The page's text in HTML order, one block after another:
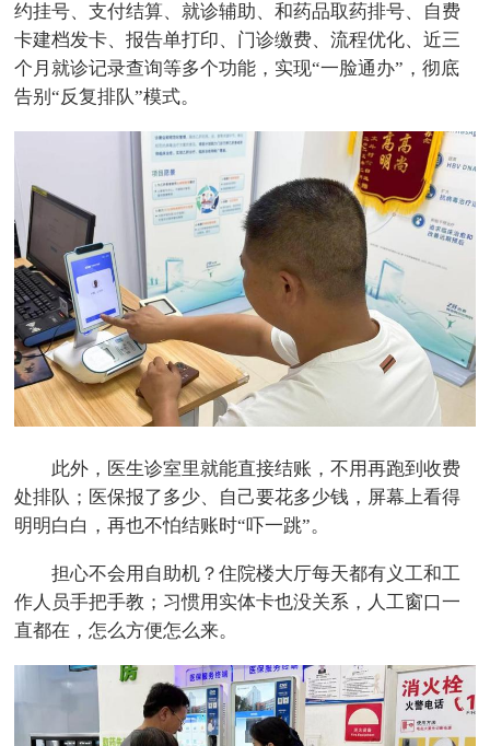
约挂号、支付结算、就诊辅助、和药品取药排号、自费
卡建档发卡、报告单打印、门诊缴费、流程优化、近三
个月就诊记录查询等多个功能，实现“一脸通办”，彻底
告别“反复排队”模式。
此外，医生诊室里就能直接结账，不用再跑到收费
处排队；医保报了多少、自己要花多少钱，屏幕上看得
明明白白，再也不怕结账时“吓一跳”。
担心不会用自助机？住院楼大厅每天都有义工和工
作人员手把手教；习惯用实体卡也没关系，人工窗口一
直都在，怎么方便怎么来。